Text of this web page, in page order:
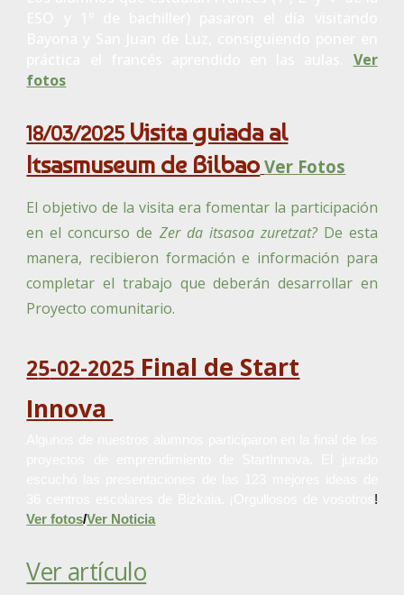
Ver
fotos
18/03/2025 Visita guiada al
Itsasmuseum de Bilbao Ver Fotos
El objetivo de la visita era fomentar la participación
en el concurso de Zer da itsasoa zuretzat? De esta
manera, recibieron formación e información para
completar el trabajo que deberán desarrollar en
Proyecto comunitario.
25-02-2025 Final de Start
Innova
!
Ver fotos/Ver Noticia
Ver artículo